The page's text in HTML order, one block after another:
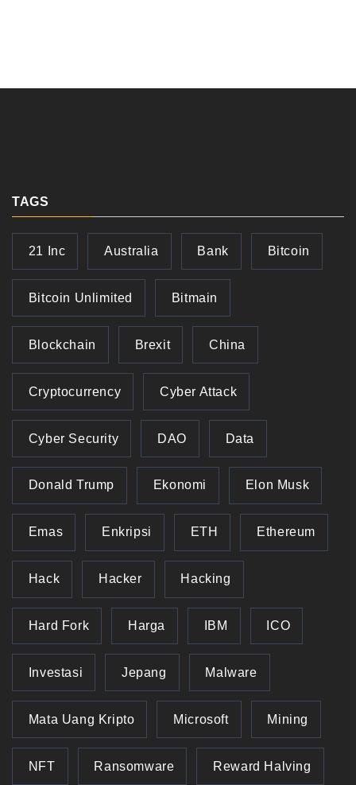
TAGS
21 Inc Australia Bank Bitcoin
Bitcoin Unlimited Bitmain
Blockchain Brexit China
Cryptocurrency Cyber Attack
Cyber Security DAO Data
Donald Trump Ekonomi Elon Musk
Emas Enkripsi ETH Ethereum
Hack Hacker Hacking
Hard Fork Harga IBM ICO
Investasi Jepang Malware
Mata Uang Kripto Microsoft Mining
NFT Ransomware Reward Halving